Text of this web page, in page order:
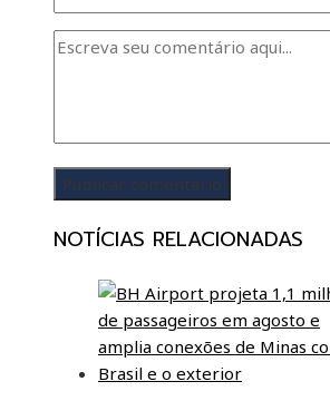
NOTÍCIAS RELACIONADAS